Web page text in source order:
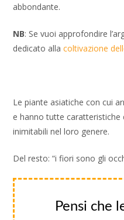
abbondante.
NB: Se vuoi approfondire
dedicato allacoltivazione
Le piante asiatiche con cui
e hanno tutte caratteristiche
inimitabili nel loro genere.
Del resto: “i fiori sono gli
Pensi che